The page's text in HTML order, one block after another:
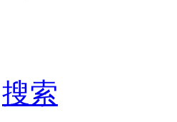
搜索